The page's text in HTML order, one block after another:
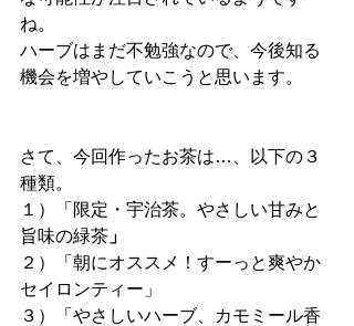
ね。
ハーブはまだ不勉強なので、今後知る
機会を増やしていこうと思います。
さて、今回作ったお茶は…、以下の３
種類。
１）「限定・宇治茶。やさしい甘みと
旨味の緑茶 」
２）「朝にオススメ！すーっと爽やか
セイロンティー」
３）「やさしいハーブ、カモミール香